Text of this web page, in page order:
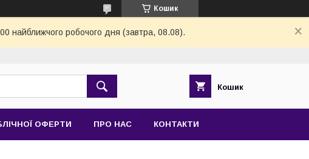
Кошик
найближчого робочого дня (завтра, 08.08).
Кошик
ОФЕРТИ ПРО НАС КОНТАКТИ